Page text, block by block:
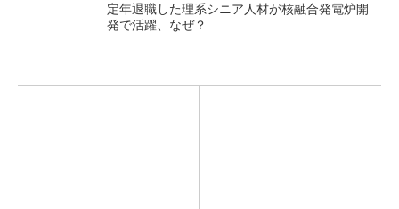
定年退職した理系シニア人材が核融合発電炉開
発で活躍、なぜ？